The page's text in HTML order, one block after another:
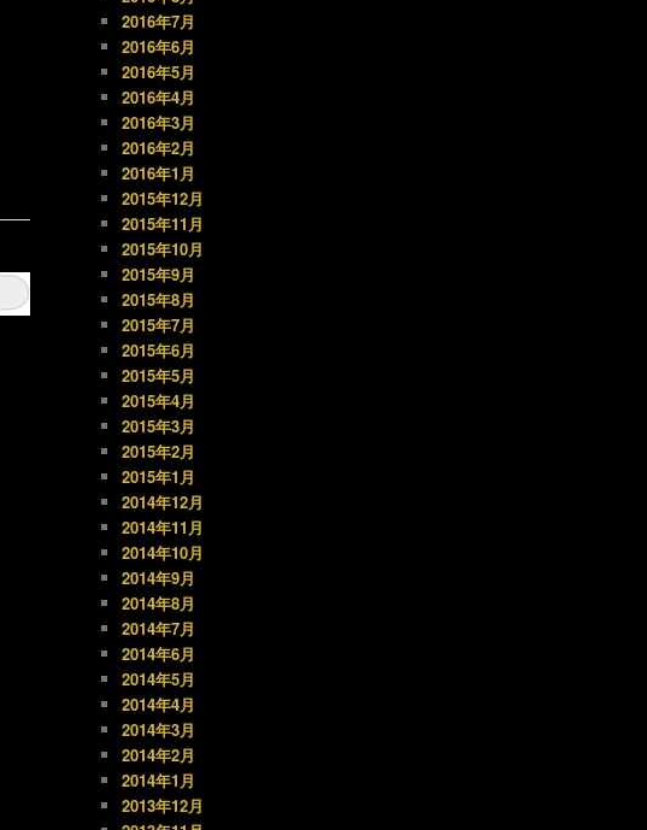
2016年7月
2016年6月
2016年5月
2016年4月
2016年3月
2016年2月
2016年1月
2015年12月
2015年11月
2015年10月
2015年9月
2015年8月
2015年7月
2015年6月
2015年5月
2015年4月
2015年3月
2015年2月
2015年1月
2014年12月
2014年11月
2014年10月
2014年9月
2014年8月
2014年7月
2014年6月
2014年5月
2014年4月
2014年3月
2014年2月
2014年1月
2013年12月